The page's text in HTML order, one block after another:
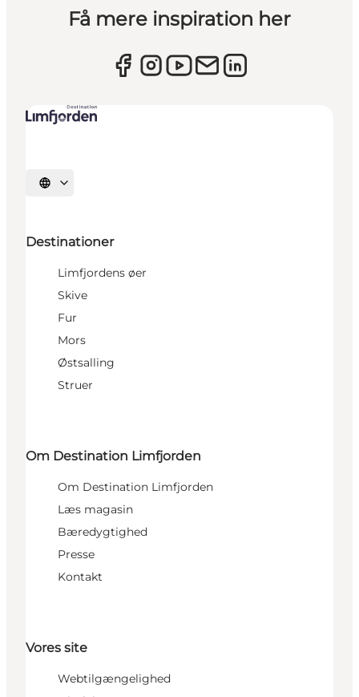
Få mere inspiration her
Vælg sprog
Destinationer
Limfjordens øer
Skive
Fur
Mors
Østsalling
Struer
Om Destination Limfjorden
Om Destination Limfjorden
Læs magasin
Bæredygtighed
Presse
Kontakt
Vores site
Webtilgængelighed